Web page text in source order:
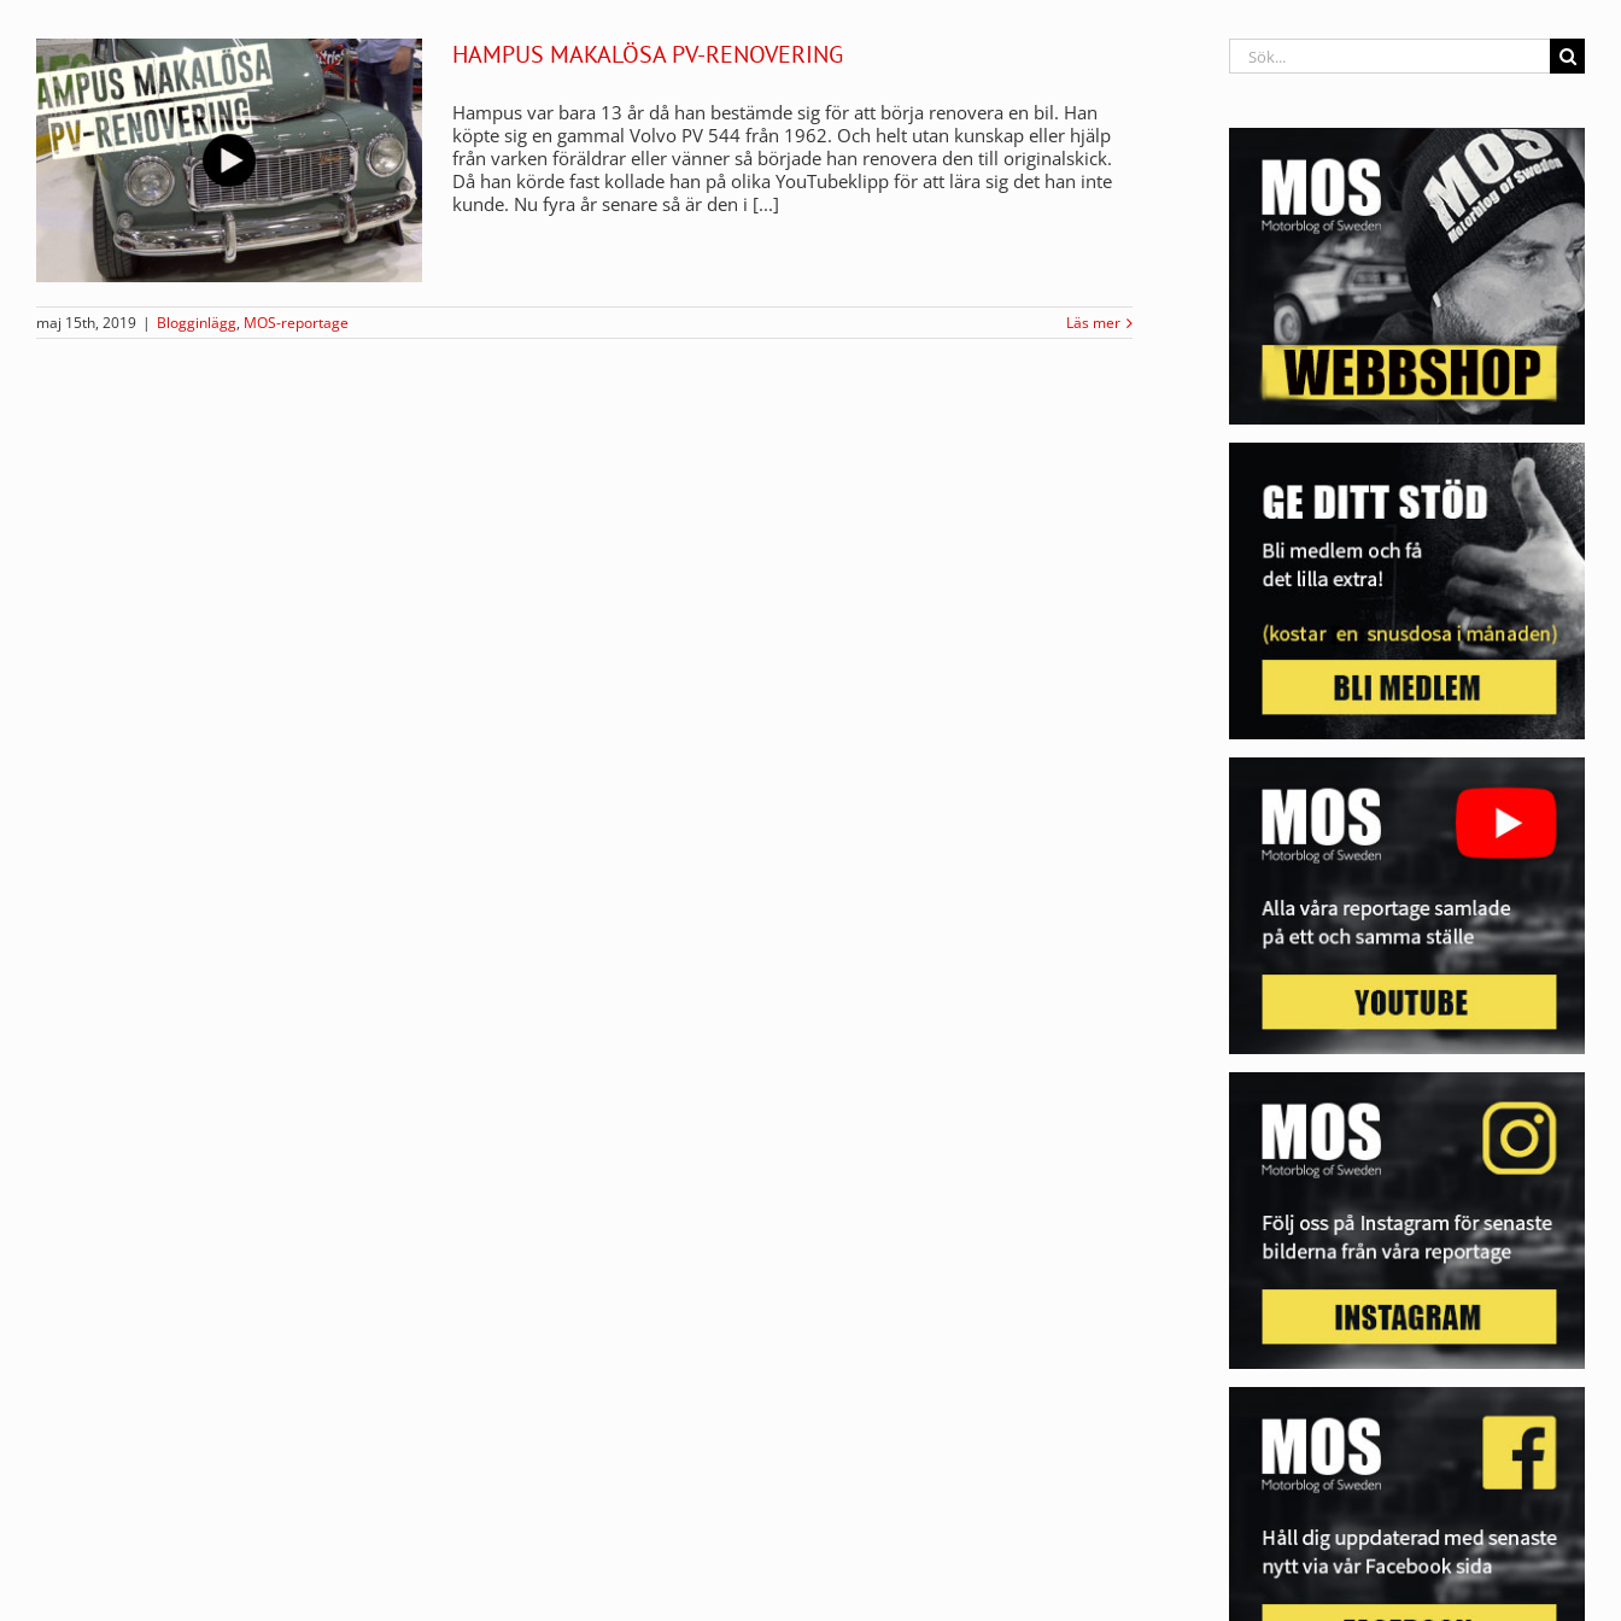
HAMPUS MAKALÖSA PV-RENOVERING
Hampus var bara 13 år då han bestämde sig för att börja renovera en bil. Han
köpte sig en gammal Volvo PV 544 från 1962. Och helt utan kunskap eller hjälp
från varken föräldrar eller vänner så började han renovera den till originalskick.
Då han körde fast kollade han på olika YouTubeklipp för att lära sig det han inte
kunde. Nu fyra år senare så är den i [...]
maj 15th, 2019 | Blogginlägg, MOS-reportage Läs mer
Sök
efter: